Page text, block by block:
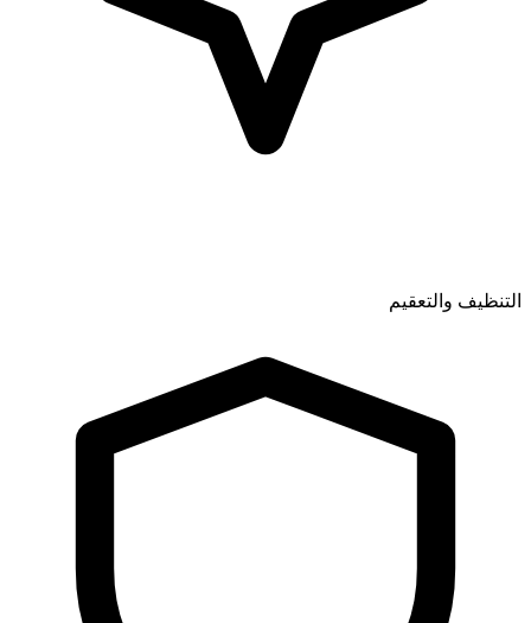
التنظيف والتعقيم